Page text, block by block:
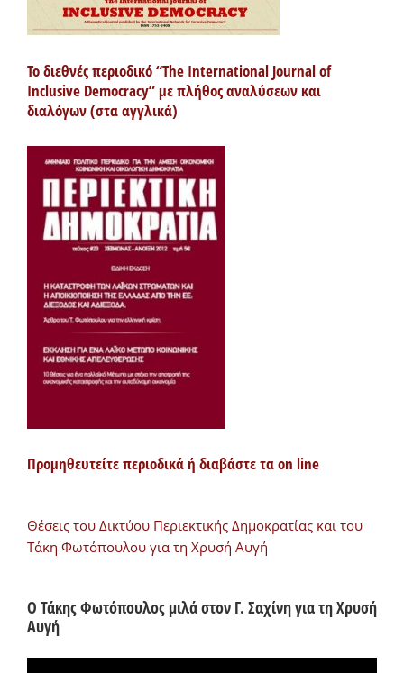
Το διεθνές περιοδικό “The International Journal of
Inclusive Democracy” με πλήθος αναλύσεων και
διαλόγων (στα αγγλικά)
Προμηθευτείτε περιοδικά ή διαβάστε τα on line
Θέσεις του Δικτύου Περιεκτικής Δημοκρατίας και του
Τάκη Φωτόπουλου για τη Χρυσή Αυγή
Ο Τάκης Φωτόπουλος μιλά στον Γ. Σαχίνη για τη Χρυσή
Αυγή